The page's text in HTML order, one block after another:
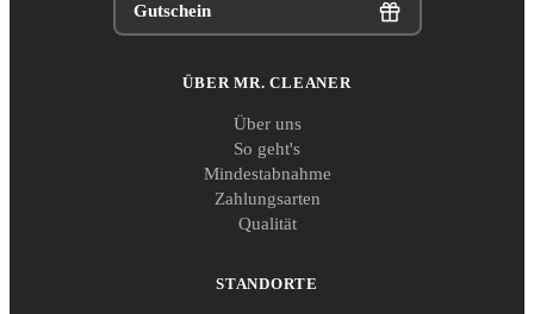
Gutschein
ÜBER MR. CLEANER
Über uns
So geht's
Mindestabnahme
Zahlungsarten
Qualität
STANDORTE